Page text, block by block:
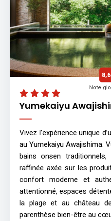
Yumekaiyu
8,6
Note
Vivez l’expérience unique
au Yumekaiyu Awajishima.
bains onsen
raffinée axée sur les
confort moderne et
attentionné, espaces
la plage et au château
parenthèse bien-être au